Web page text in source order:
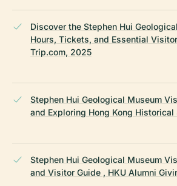
Discover the Stephen Hui
Hours, Tickets, and Essential
Trip.com, 2025
Stephen Hui Geological Museum
and Exploring Hong Kong Historical
Stephen Hui Geological Museum
and Visitor Guide , HKU Alumni